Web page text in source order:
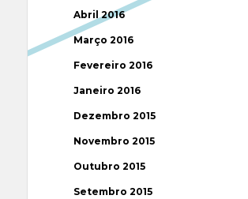
Abril 2016
Março 2016
Fevereiro 2016
Janeiro 2016
Dezembro 2015
Novembro 2015
Outubro 2015
Setembro 2015